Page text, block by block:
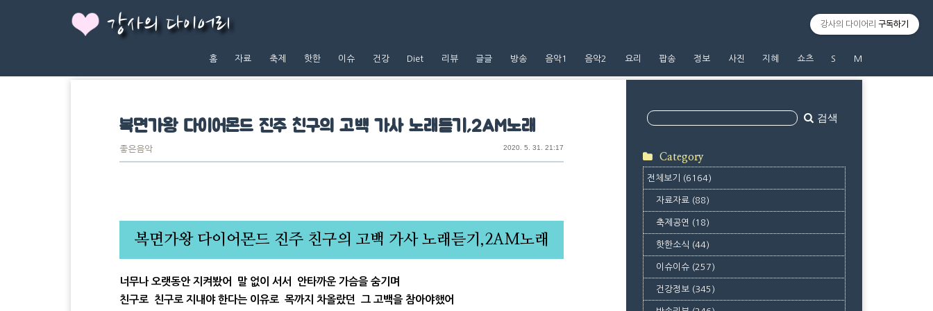
강사의 다이어리
홈 자료 축제 핫한 이슈 건강 Diet 리뷰 글글 방송 음악1 음악2 요리 팝송 정보 사진 지혜 쇼츠 S M
복면가왕 다이어몬드 진주 친구의 고백 가사 노래듣기,2AM노래
좋은음악 2020. 5. 31. 21:17
복면가왕 다이어몬드 진주 친구의 고백 가사 노래듣기,2AM노래
너무나 오랫동안 지켜봤어 말 없이 서서 안타까운 가슴을 숨기며
친구로 친구로 지내야 한다는 이유로 목까지 차올랐던 그 고백을 참아야했어
검색
Category
전체보기 (6164)
자료자료 (88)
축제공연 (18)
핫한소식 (44)
이슈이슈 (257)
건강정보 (345)
강사의 다이어리 구독하기